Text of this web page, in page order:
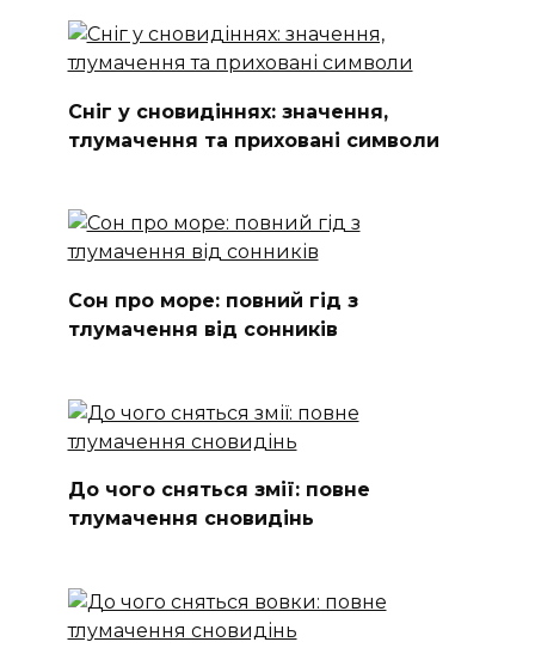
Сніг у сновидіннях: значення,
тлумачення та приховані символи
Сон про море: повний гід з
тлумачення від сонників
До чого сняться змії: повне
тлумачення сновидінь